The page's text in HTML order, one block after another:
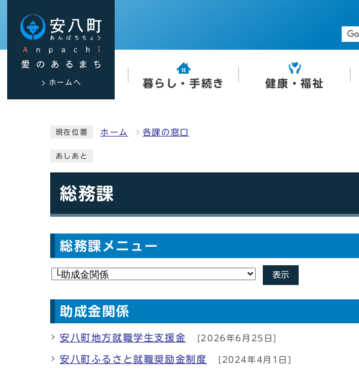
ホームへ 暮らし・手続き 健康・福祉
現在位置 ホーム 各課の窓口
あしあと
総務課
総務課メニュー
表示
助成金関係
安八町地方就職学生支援金 [2026年6月25日]
安八町ふるさと就職奨励金制度 [2024年4月1日]